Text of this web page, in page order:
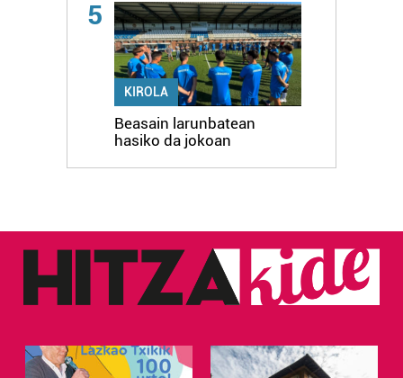
5
KIROLA
Beasain larunbatean
hasiko da jokoan